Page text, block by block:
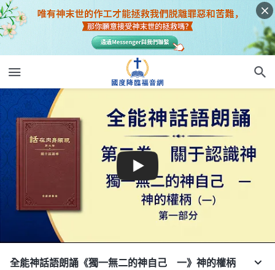
全能神話語朗誦《獨一無二的神自己 一》神的權柄